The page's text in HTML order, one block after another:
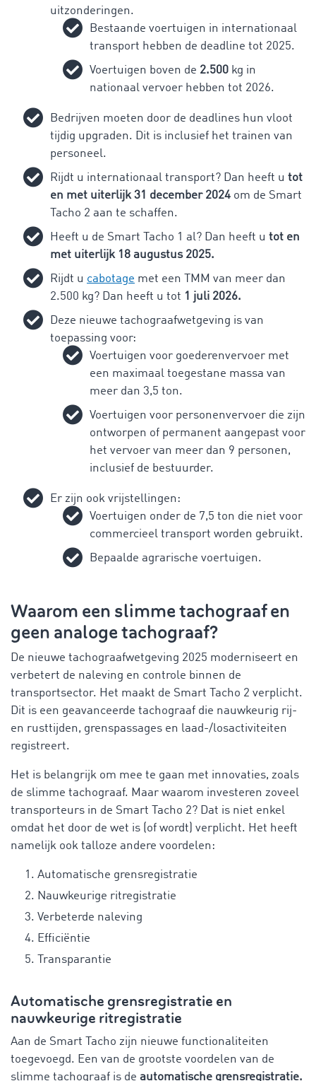
uitzonderingen.
Bestaande voertuigen in internationaal
transport hebben de deadline tot 2025.
Voertuigen boven de 2.500 kg in
nationaal vervoer hebben tot 2026.
Bedrijven moeten door de deadlines hun vloot
tijdig upgraden. Dit is inclusief het trainen van
personeel.
Rijdt u internationaal transport? Dan heeft u tot
en met uiterlijk 31 december 2024 om de Smart
Tacho 2 aan te schaffen.
Heeft u de Smart Tacho 1 al? Dan heeft u tot en
met uiterlijk 18 augustus 2025.
Rijdt u cabotage met een TMM van meer dan
2.500 kg? Dan heeft u tot 1 juli 2026.
Deze nieuwe tachograafwetgeving is van
toepassing voor:
Voertuigen voor goederenvervoer met
een maximaal toegestane massa van
meer dan 3,5 ton.
Voertuigen voor personenvervoer die zijn
ontworpen of permanent aangepast voor
het vervoer van meer dan 9 personen,
inclusief de bestuurder.
Er zijn ook vrijstellingen:
Voertuigen onder de 7,5 ton die niet voor
commercieel transport worden gebruikt.
Bepaalde agrarische voertuigen.
Waarom een slimme tachograaf en
geen analoge tachograaf?
De nieuwe tachograafwetgeving 2025 moderniseert en
verbetert de naleving en controle binnen de
transportsector. Het maakt de Smart Tacho 2 verplicht.
Dit is een geavanceerde tachograaf die nauwkeurig rij-
en rusttijden, grenspassages en laad-/losactiviteiten
registreert.
Het is belangrijk om mee te gaan met innovaties, zoals
de slimme tachograaf. Maar waarom investeren zoveel
transporteurs in de Smart Tacho 2? Dat is niet enkel
omdat het door de wet is (of wordt) verplicht. Het heeft
namelijk ook talloze andere voordelen:
Automatische grensregistratie
Nauwkeurige ritregistratie
Verbeterde naleving
Efficiëntie
Transparantie
Automatische grensregistratie en
nauwkeurige ritregistratie
Aan de Smart Tacho zijn nieuwe functionaliteiten
toegevoegd. Een van de grootste voordelen van de
slimme tachograaf is de automatische grensregistratie.